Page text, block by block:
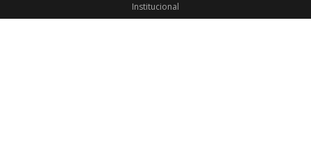
Institucional